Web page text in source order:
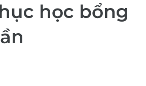
học bổng